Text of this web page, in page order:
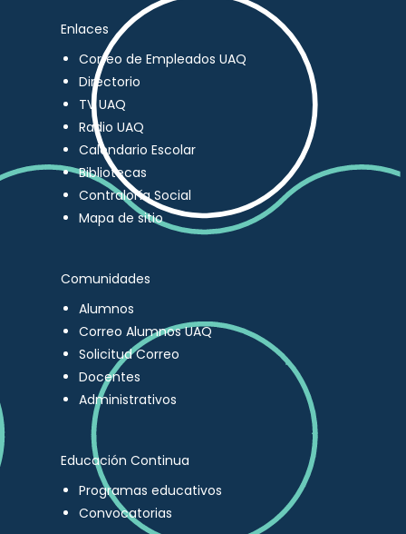
Enlaces
Correo de Empleados UAQ
Directorio
TV UAQ
Radio UAQ
Calendario Escolar
Bibliotecas
Contraloría Social
Mapa de sitio
Comunidades
Alumnos
Correo Alumnos UAQ
Solicitud Correo
Docentes
Administrativos
Educación Continua
Programas educativos
Convocatorias